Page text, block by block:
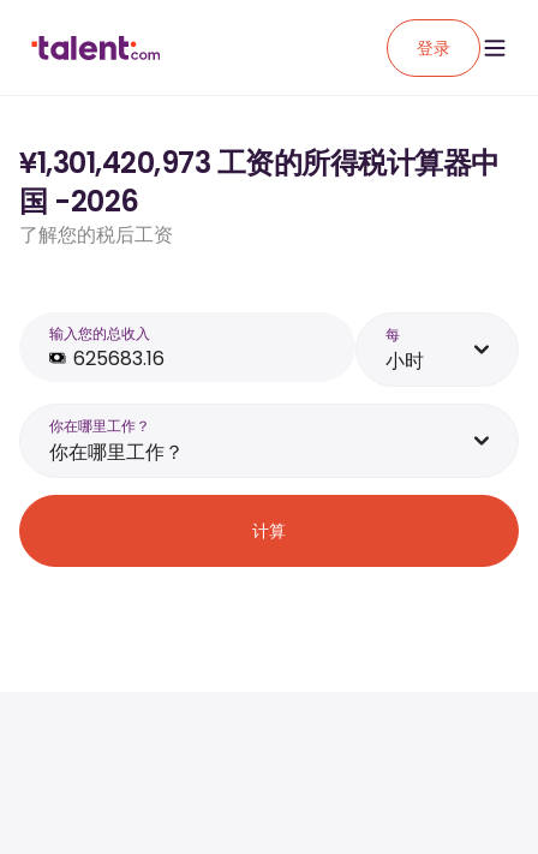
登录
¥1,301,420,973 工资的所得税计算器中
国 -2026
了解您的税后工资
输入您的总收入 每
小时
你在哪里工作？
你在哪里工作？
计算